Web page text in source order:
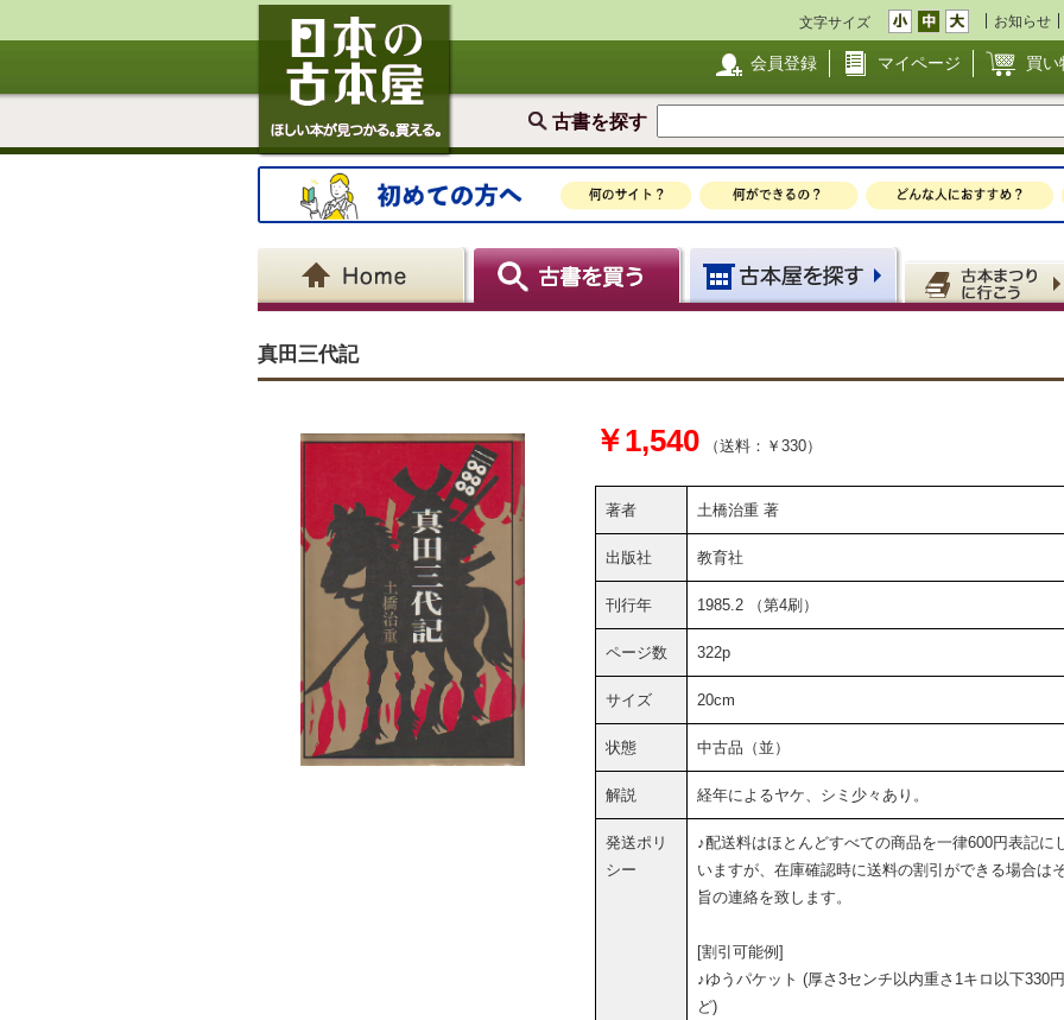
文字サイズ お知らせ
会員登録 マイページ 買い
古書を探す
真田三代記
￥1,540 （送料：￥330）
著者 土橋治重 著
出版社 教育社
刊行年 1985.2 （第4刷）
ページ数 322p
サイズ 20cm
状態 中古品（並）
解説 経年によるヤケ、シミ少々あり。
発送ポリ
シー
♪配送料はほとんどすべての商品を一律600円表記に
いますが、在庫確認時に送料の割引ができる場合は
旨の連絡を致します。
[割引可能例]
♪ゆうパケット (厚さ3センチ以内重さ1キロ以下330
ど)